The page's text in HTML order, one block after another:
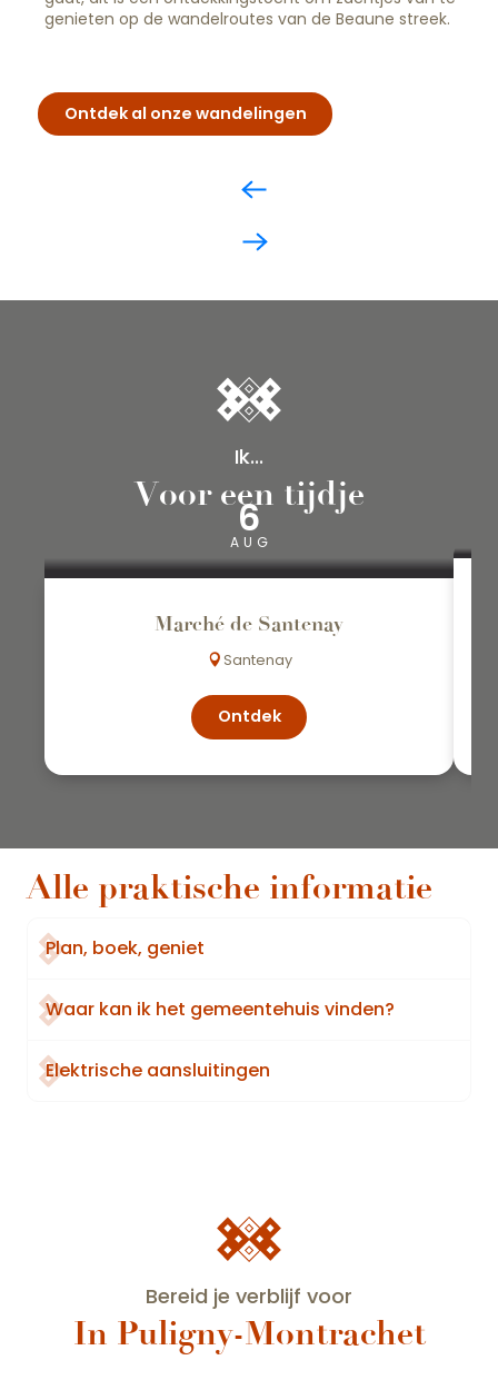
genieten op de wandelroutes van de Beaune streek.
Ontdek al onze wandelingen
Ik...
Voor een tijdje
6
AUG
Marché de Santenay
Santenay
Ontdek
Alle praktische informatie
Plan, boek, geniet
Waar kan ik het gemeentehuis vinden?
Elektrische aansluitingen
Bereid je verblijf voor
In Puligny-Montrachet